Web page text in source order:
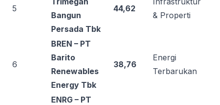
5
Bangun
Persada Tbk
44,62
& Properti
6
BREN – PT
Barito
Renewables
Energy Tbk
38,76
Energi
Terbarukan
ENRG – PT